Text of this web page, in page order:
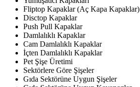
Fliptop Kapaklar (Aç Kapa Kapaklar)
Disctop Kapaklar
Push Pull Kapaklar
Damlalıklı Kapaklar
Cam Damlalıklı Kapaklar
İçten Damlalıklı Kapaklar
Pet Şişe Üretimi
Sektörlere Göre Şişeler
Gıda Sektörüne Uygun Şişeler